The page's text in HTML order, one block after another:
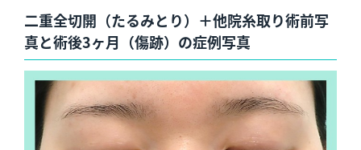
二重全切開（たるみとり）＋他院糸取り術前写
真と術後3ヶ月（傷跡）の症例写真